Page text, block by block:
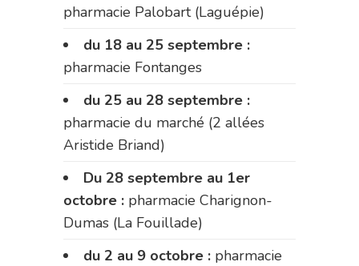
pharmacie Palobart (Laguépie)
du 18 au 25 septembre :
pharmacie Fontanges
du 25 au 28 septembre :
pharmacie du marché (2 allées
Aristide Briand)
Du 28 septembre au 1er
octobre : pharmacie Charignon-
Dumas (La Fouillade)
du 2 au 9 octobre : pharmacie